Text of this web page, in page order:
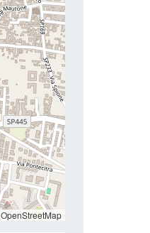
OpenStreetMap